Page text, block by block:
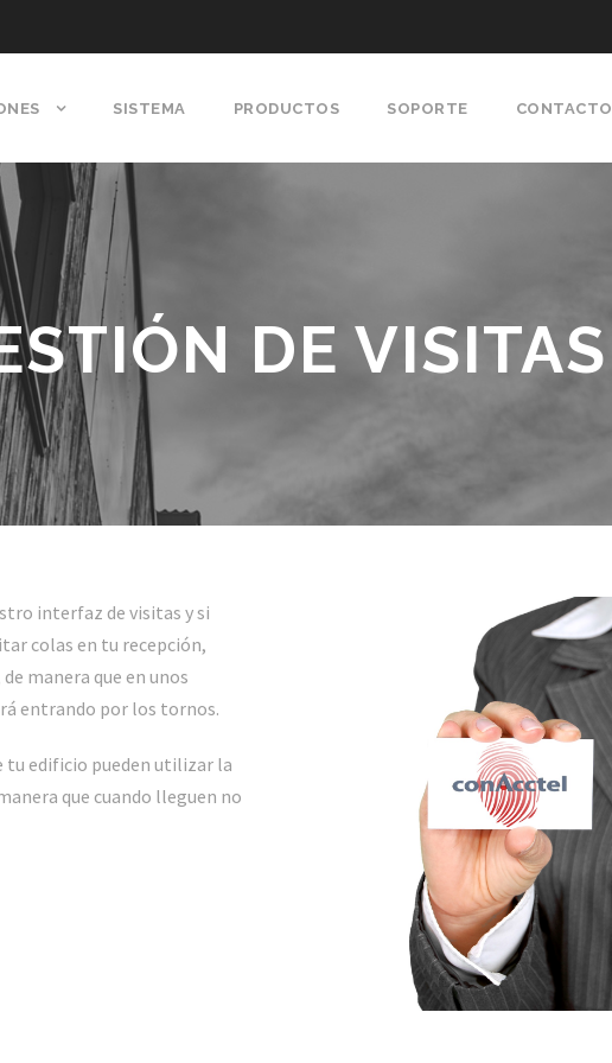
SISTEMA PRODUCTOS SOPORTE CONTACTO
DE VISITAS
interfaz de visitas y si
colas en tu recepción,
manera que en unos
entrando por los tornos.
tu edificio pueden utilizar la
que cuando lleguen no